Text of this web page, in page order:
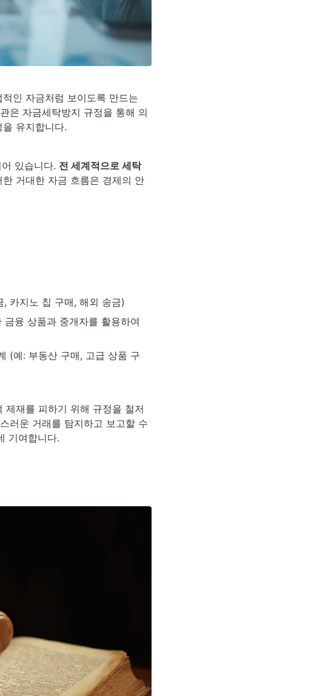
은 자금세탁방지 규정을 통해 의
유지합니다.
있습니다. 전 세계적으로 세탁
거대한 자금 흐름은 경제의 안
카지노 칩 구매, 해외 송금)
융 상품과 중개자를 활용하여
(예: 부동산 구매, 고급 상품 구
제재를 피하기 위해 규정을 철저
러운 거래를 탐지하고 보고할 수
기여합니다.